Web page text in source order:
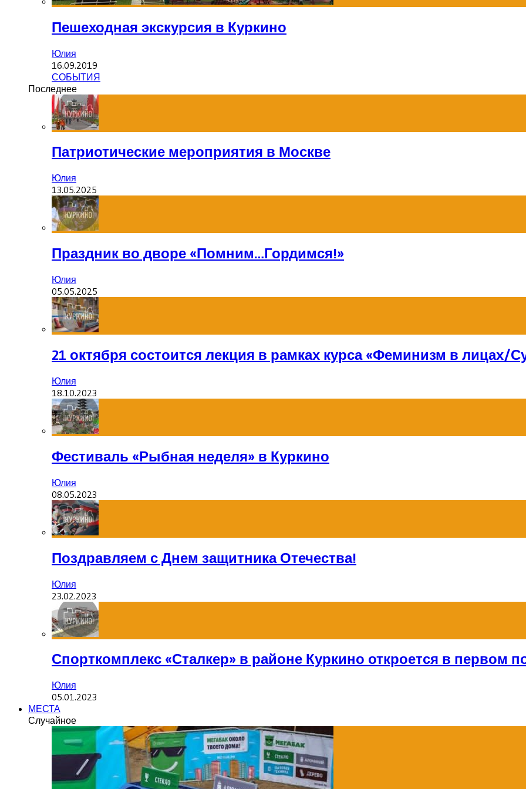
Пешеходная экскурсия в Куркино
Юлия
16.09.2019
СОБЫТИЯ
Последнее
Патриотические мероприятия в Москве
Юлия
13.05.2025
Праздник во дворе «Помним…Гордимся!»
Юлия
05.05.2025
21 октября состоится лекция в рамках курса «Феминизм в лицах/
Юлия
18.10.2023
Фестиваль «Рыбная неделя» в Куркино
Юлия
08.05.2023
Поздравляем с Днем защитника Отечества!
Юлия
23.02.2023
Спорткомплекс «Сталкер» в районе Куркино откроется в первом
Юлия
05.01.2023
МЕСТА
Случайное